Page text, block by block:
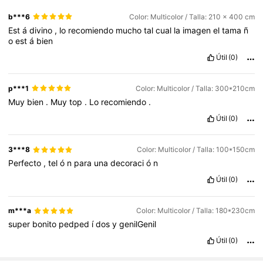
b***6 Color: Multicolor / Talla: 210 x 400 cm
Estádivino , lo recomiendo muchotalcual la imageneltama ñ
oestá bien
Útil (0)
p***1 Color: Multicolor / Talla: 300*210cm
Muy bien . Muytop . Lo recomiendo .
Útil (0)
3***8 Color: Multicolor / Talla: 100*150cm
Perfecto ,teló n para unadecoració n
Útil (0)
m***a Color: Multicolor / Talla: 180*230cm
super bonito pedped ídosygenilGenil
Útil (0)